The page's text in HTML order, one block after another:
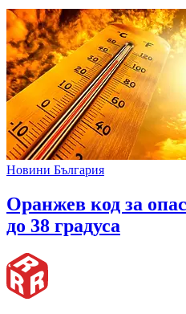
Новини България
Оранжев код за
до 38 градуса